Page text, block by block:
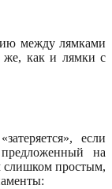
между лямками
как и лямки с
если
на
слишком простым,